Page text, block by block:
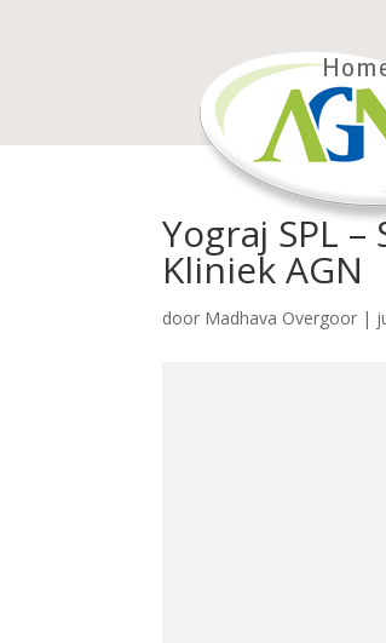
Yograj SPL
Kliniek AGN
door Madhava Overgoor |